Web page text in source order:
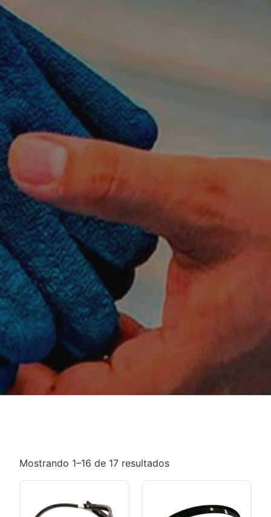
Mostrando 1–16 de 17 resultados